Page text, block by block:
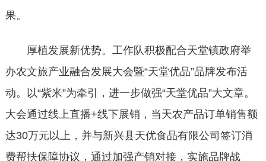
果。
厚植发展新优势。工作队积极配合天堂镇政府举
办农文旅产业融合发展大会暨“天堂优品”品牌发布活
动。以“紫米”为牵引，进一步做强“天堂优品”大文章。
大会通过线上直播+线下展销，当天农产品订单销售额
达30万元以上，并与新兴县天优食品有限公司签订消
费帮扶保障协议，通过加强产销对接，实施品牌战